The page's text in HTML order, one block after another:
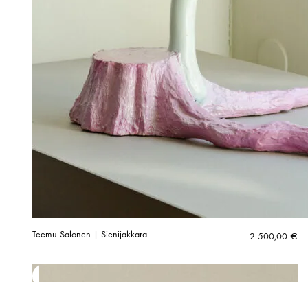
Teemu Salonen | Sienijakkara 2 500,00 €